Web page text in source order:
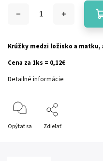
Krúžky medzi ložisko a
Cena za 1ks = 0,12€
Detailné informácie
Opýtať sa Zdieľať